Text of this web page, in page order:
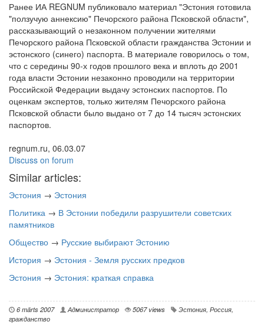
Ранее ИА REGNUM публиковало материал "Эстония готовила
"ползучую аннексию" Печорского района Псковской области",
рассказывающий о незаконном получении жителями
Печорского района Псковской области гражданства Эстонии и
эстонского (синего) паспорта. В материале говорилось о том,
что с середины 90-х годов прошлого века и вплоть до 2001
года власти Эстонии незаконно проводили на территории
Российской Федерации выдачу эстонских паспортов. По
оценкам экспертов, только жителям Печорского района
Псковской области было выдано от 7 до 14 тысяч эстонских
паспортов.
regnum.ru, 06.03.07
Discuss on forum
Similar articles:
Эстония → Эстония
Политика → В Эстонии победили разрушители советских
памятников
Общество → Русские выбирают Эстонию
История → Эстония - Земля русских предков
Эстония → Эстония: краткая справка
6 märts 2007 Администратор 5067 views Эстония, Россия,
гражданство